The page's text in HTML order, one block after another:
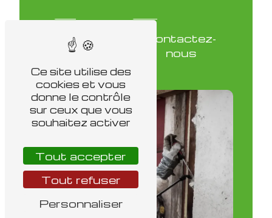
savoir
Contactez-
nous
Ce site utilise des
cookies et vous
donne le contrôle
sur ceux que vous
souhaitez activer
Tout accepter
Tout refuser
Personnaliser